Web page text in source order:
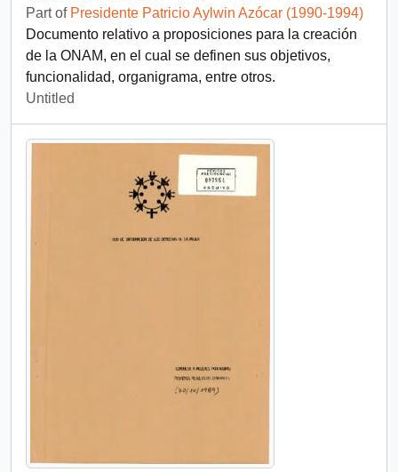
Part of Presidente Patricio Aylwin Azócar (1990-1994)
Documento relativo a proposiciones para la creación
de la ONAM, en el cual se definen sus objetivos,
funcionalidad, organigrama, entre otros.
Untitled